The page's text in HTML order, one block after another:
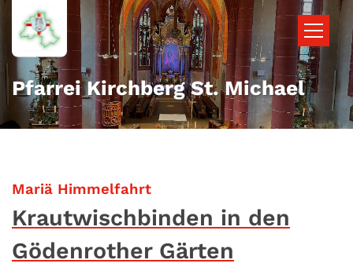
Zum Inhalt springen
Pfarrei Kirchberg St. Michael
Mariä Himmelfahrt:
Krautwischbinden in den
Gödenrother Gärten